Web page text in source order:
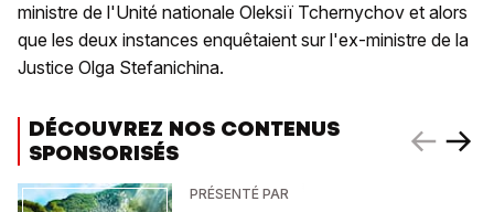
ministre de l'Unité nationale Oleksiï Tchernychov et alors
que les deux instances enquêtaient sur l'ex-ministre de la
Justice Olga Stefanichina.
DÉCOUVREZ NOS CONTENUS
SPONSORISÉS
PRÉSENTÉ PAR